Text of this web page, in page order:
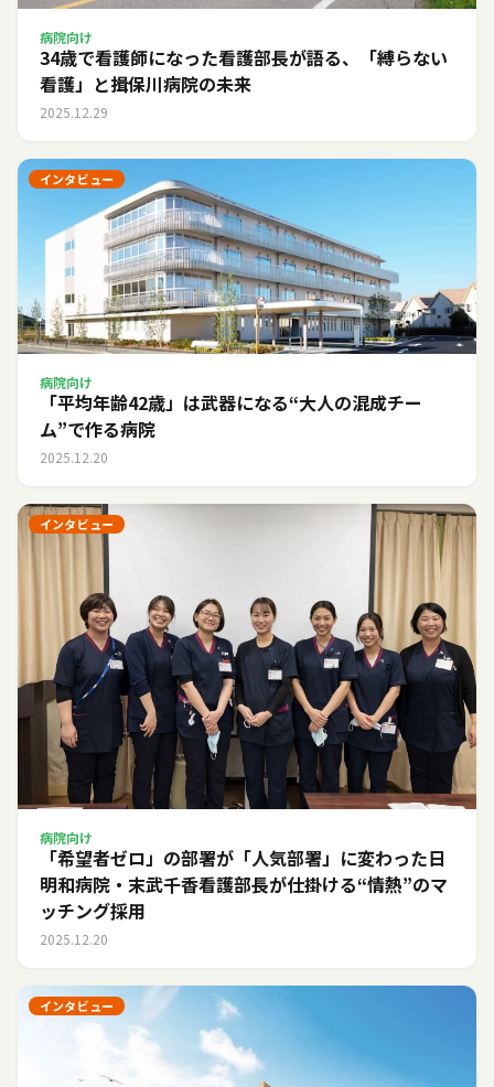
病院向け
34歳で看護師になった看護部長が語る、「縛らない
看護」と揖保川病院の未来
2025.12.29
インタビュー
病院向け
「平均年齢42歳」は武器になる――“大人の混成チー
ム”で作る病院
2025.12.20
インタビュー
病院向け
「希望者ゼロ」の部署が「人気部署」に変わった日――
明和病院・末武千香看護部長が仕掛ける“情熱”のマ
ッチング採用
2025.12.20
インタビュー